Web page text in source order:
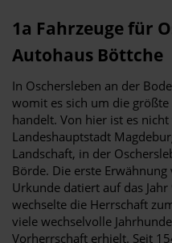
1a Fahrzeuge für
Autohaus Böttche
In Oschersleben an der
womit es sich um die
handelt. Von hier ist es
Landeshauptstadt
Landschaft, in der
Börde. Die erste
Urkunde datiert auf das
wechselte die Herrschaft
viele wechselvolle
Vorherrschaft erhielt. Seit